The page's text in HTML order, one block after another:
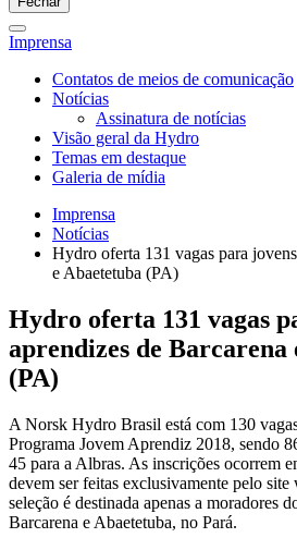
Imprensa
Contatos de meios de comunicação
Notícias
Assinatura de notícias
Visão geral da Hydro
Temas em destaque
Galeria de mídia
Imprensa
Notícias
Hydro oferta 131 vagas para
e Abaetetuba (PA)
Hydro oferta 131 vagas
aprendizes de Barcarena
(PA)
A Norsk Hydro Brasil está com 130
Programa Jovem Aprendiz 2018, sendo
45 para a Albras. As inscrições ocorrem
devem ser feitas exclusivamente pelo
seleção é destinada apenas a moradores
Barcarena e Abaetetuba, no Pará.